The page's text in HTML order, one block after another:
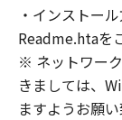
DEALERS
HELPING
・インストー
Readme.htaを
※ ネットワー
きましては、
ますようお願い